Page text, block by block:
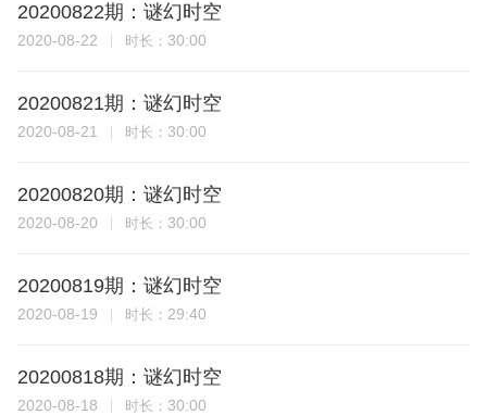
20200822期：谜幻时空
2020-08-22 时长： 30:00
20200821期：谜幻时空
2020-08-21 时长： 30:00
20200820期：谜幻时空
2020-08-20 时长： 30:00
20200819期：谜幻时空
2020-08-19 时长： 29:40
20200818期：谜幻时空
2020-08-18 时长： 30:00